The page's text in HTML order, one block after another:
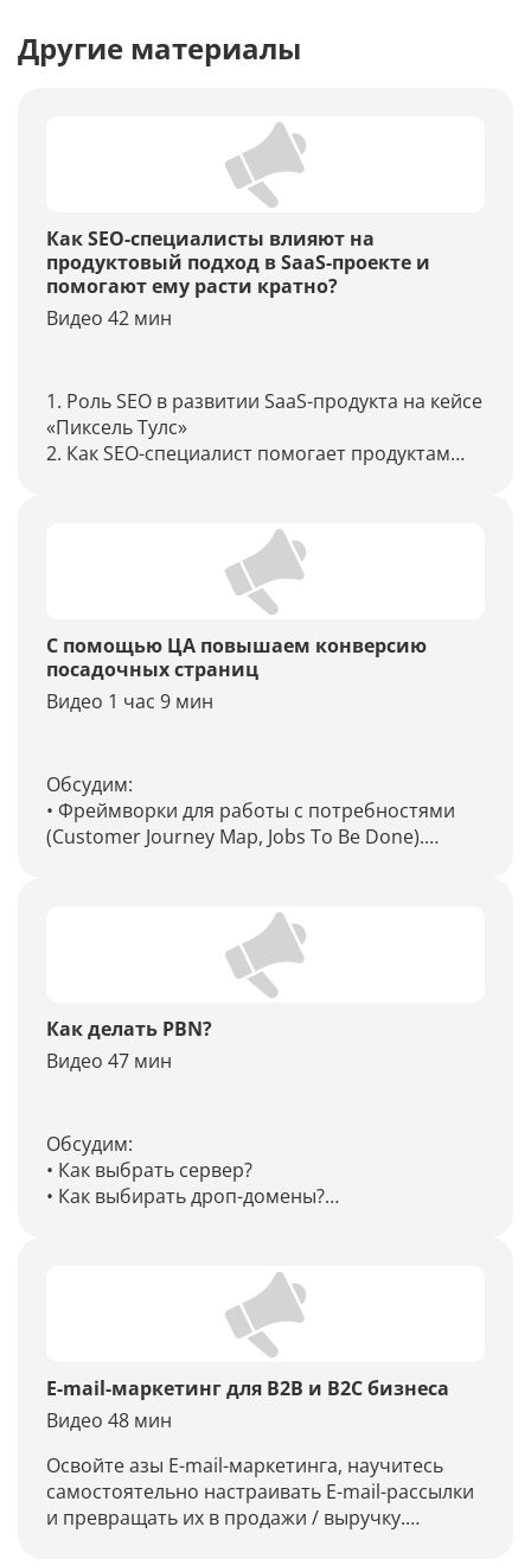
Другие материалы
Как SEO-специалисты влияют на
продуктовый подход в SaaS-проекте и
помогают ему расти кратно?
Видео 42 мин
1. Роль SEO в развитии SaaS-продукта на кейсе
«Пиксель Тулс»
2. Как SEO-специалист помогает продуктам
Growth Hacking, управление Backlog-ом
4. Проверка гипотез по SEO и оценка их
влияния на конечные KPI бизнеса. Примеры
С помощью ЦА повышаем конверсию
посадочных страниц
Видео 1 час 9 мин
Обсудим:
• Фреймворки для работы с потребностями
(Customer Journey Map, Jobs To Be Done).
практике (работа с блоками, интентом,
пользовательским опытом, дизайном).
Как делать PBN?
Видео 47 мин
Обсудим:
• Как выбрать сервер?
• Как выбирать дроп-домены?
• Что установить на сервер?
• Как генерировать контент через ChatGPT?
• Какая расходная часть?
• Кейс — продвижение агрегатора интернет-
провайдеров!
E-mail-маркетинг для B2B и B2C бизнеса
Видео 48 мин
Освойте азы E-mail-маркетинга, научитесь
самостоятельно настраивать E-mail-рассылки
и превращать их в продажи / выручку.